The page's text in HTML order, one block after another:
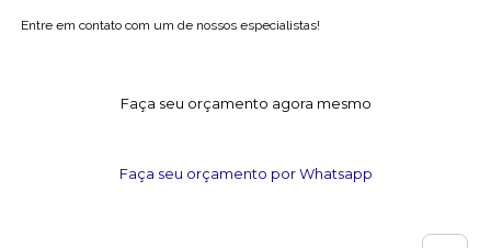
Entre em contato com um de nossos especialistas!
Faça seu orçamento agora mesmo
Faça seu orçamento por Whatsapp